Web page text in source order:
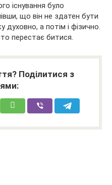
існування було
що він не здатен бути
духовно, а потім і фізично.
перестає битися.
Поділитися з